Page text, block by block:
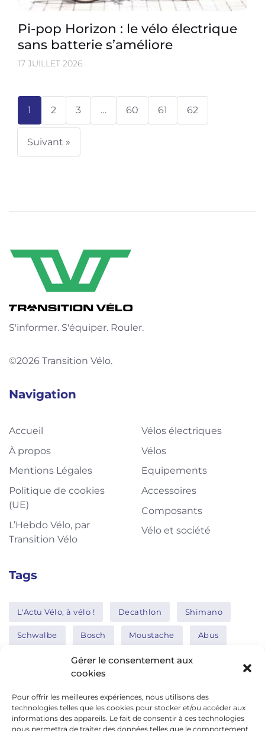
Gérer le consentement aux
cookies
Pour offrir les meilleures expériences, nous utilisons des
technologies telles que les cookies pour stocker et/ou accéder aux
informations des appareils. Le fait de consentir à ces technologies
nous permettra de traiter des données telles que le comportement
Pi-pop Horizon : le vélo électrique
sans batterie s’améliore
17 JUILLET 2026
1 2 3 … 60 61 62
Suivant »
S'informer. S'équiper. Rouler.
©2026 Transition Vélo.
Navigation
Accueil
À propos
Mentions Légales
Politique de cookies
(UE)
L’Hebdo Vélo, par
Transition Vélo
Vélos électriques
Vélos
Equipements
Accessoires
Composants
Vélo et société
Tags
L'Actu Vélo, à vélo ! Decathlon Shimano
Schwalbe Bosch Moustache Abus
Thule Nakamura
Réseaux sociaux